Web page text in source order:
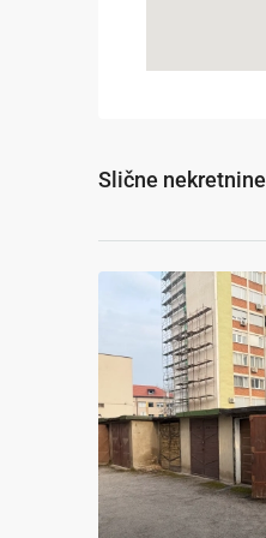
Slične nekretnine